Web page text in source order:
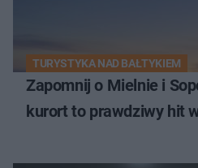
TURYSTYKA NAD BAŁTYKIEM
Zapomnij o Mielnie i
kurort to prawdziwy hit